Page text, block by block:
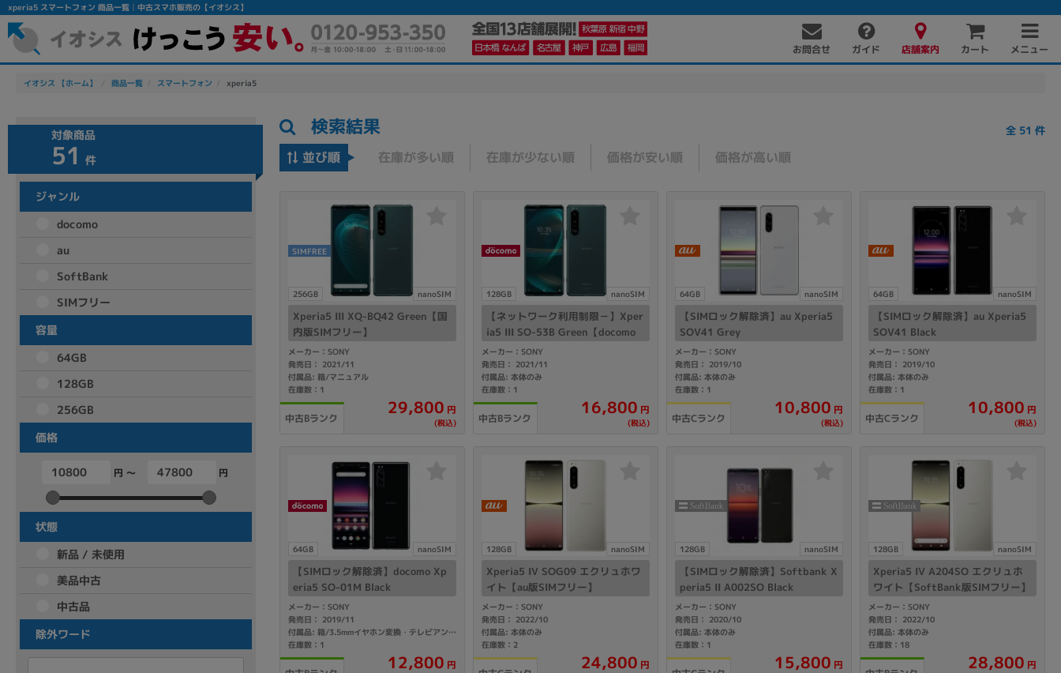
xperia5 スマートフォン 商品一覧│中古スマホ販売の【イオシス】
お問合せ ガイド 店舗案内 カート メニュー
イオシス 【ホーム】 商品一覧 スマートフォン xperia5
対象商品
51 件
ジャンル
docomo
au
SoftBank
SIMフリー
容量
64GB
128GB
256GB
価格
円 ～ 円
状態
新品 / 未使用
美品中古
中古品
除外ワード
検索結果 全 51 件
並び順 在庫が多い順 在庫が少ない順 価格が安い順 価格が高い順
256GB nanoSIM
SIMFREE
Xperia5 III XQ-BQ42 Green【国
内版SIMフリー】
メーカー：SONY
発売日： 2021/11
付属品: 箱/マニュアル
在庫数：1
中古Bランク
29,800 円
(税込)
128GB nanoSIM
【ネットワーク利用制限－】Xper
ia5 III SO-53B Green【docomo
版SIMフリー】
メーカー：SONY
発売日： 2021/11
付属品: 本体のみ
在庫数：1
中古Bランク
16,800 円
(税込)
64GB nanoSIM
【SIMロック解除済】au Xperia5
SOV41 Grey
メーカー：SONY
発売日： 2019/10
付属品: 本体のみ
在庫数：1
中古Cランク
10,800 円
(税込)
64GB nanoSIM
【SIMロック解除済】au Xperia5
SOV41 Black
メーカー：SONY
発売日： 2019/10
付属品: 本体のみ
在庫数：1
中古Cランク
10,800 円
(税込)
64GB nanoSIM
【SIMロック解除済】docomo Xp
eria5 SO-01M Black
メーカー：SONY
発売日： 2019/11
付属品: 箱/3.5mmイヤホン変換・テレビアンテナケーブル SO01/クイックスタートガイド
在庫数：1
12,800 円
128GB nanoSIM
Xperia5 IV SOG09 エクリュホワ
イト【au版SIMフリー】
メーカー：SONY
発売日： 2022/10
付属品: 本体のみ
在庫数：2
24,800 円
128GB nanoSIM
【SIMロック解除済】Softbank X
peria5 II A002SO Black
メーカー：SONY
発売日： 2020/10
付属品: 本体のみ
在庫数：1
15,800 円
128GB nanoSIM
Xperia5 IV A204SO エクリュホ
ワイト【SoftBank版SIMフリー】
メーカー：SONY
発売日： 2022/10
付属品: 本体のみ
在庫数：18
28,800 円
かんたんパソコン検索に切り替える
商品ジャンルの絞り込み
ノートPC モニター ソフト
シリーズ
dynabook Thinkpad
Inspiron
メーカー
製造、販売メーカーの絞り込み
Apple Panasonic
Asus
機能・特徴
Webカメラ内蔵
ドライブ
BD-ROM DVD-ROM DVD±RW
DVDスーパーマルチ その他
ランク CPU
CPUの絞り込み